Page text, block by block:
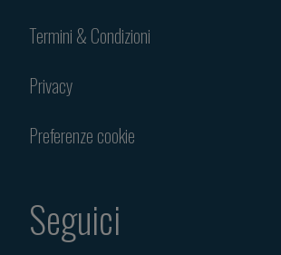
Termini & Condizioni
Privacy
Preferenze cookie
Seguici